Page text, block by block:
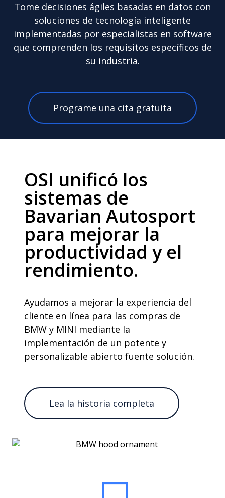
Tome decisiones ágiles basadas en datos con
soluciones de tecnología inteligente
implementadas por especialistas en software
que comprenden los requisitos específicos de
su industria.
Programe una cita gratuita
OSI unificó los
sistemas de
Bavarian Autosport
para mejorar la
productividad y el
rendimiento.
Ayudamos a mejorar la experiencia del
cliente en línea para las compras de
BMW y MINI mediante la
implementación de un potente y
personalizable abierto fuente solución.
Lea la historia completa